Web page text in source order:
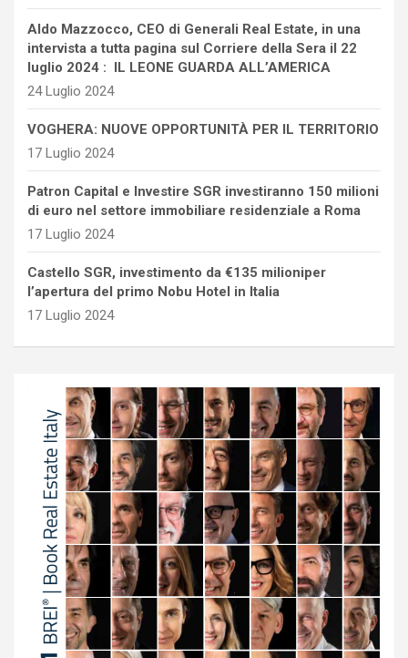
Aldo Mazzocco, CEO di Generali Real Estate, in una
intervista a tutta pagina sul Corriere della Sera il 22
luglio 2024 : IL LEONE GUARDA ALL’AMERICA
24 Luglio 2024
VOGHERA: NUOVE OPPORTUNITÀ PER IL TERRITORIO
17 Luglio 2024
Patron Capital e Investire SGR investiranno 150 milioni
di euro nel settore immobiliare residenziale a Roma
17 Luglio 2024
Castello SGR, investimento da €135 milioniper
l’apertura del primo Nobu Hotel in Italia
17 Luglio 2024